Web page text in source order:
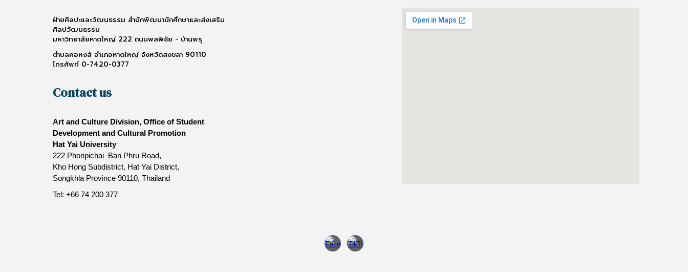
ฝ่ายศิลปะและวัฒนธรรม สำนักพัฒนานักศึกษาและส่งเสริม
ศิลปวัฒนธรรม
มหาวิทยาลัยหาดใหญ่ 222 ถนนพลพิชัย - บ้านพรุ
ตำบลคอหงส์ อำเภอหาดใหญ่ จังหวัดสงขลา 90110
โทรศัพท์ 0-7420-0377
Contact us
Art and Culture Division, Office of Student
Development and Cultural Promotion
Hat Yai University
222 Phonpichai–Ban Phru Road,
Kho Hong Subdistrict, Hat Yai District,
Songkhla Province 90110, Thailand
Tel: +66 74 200 377